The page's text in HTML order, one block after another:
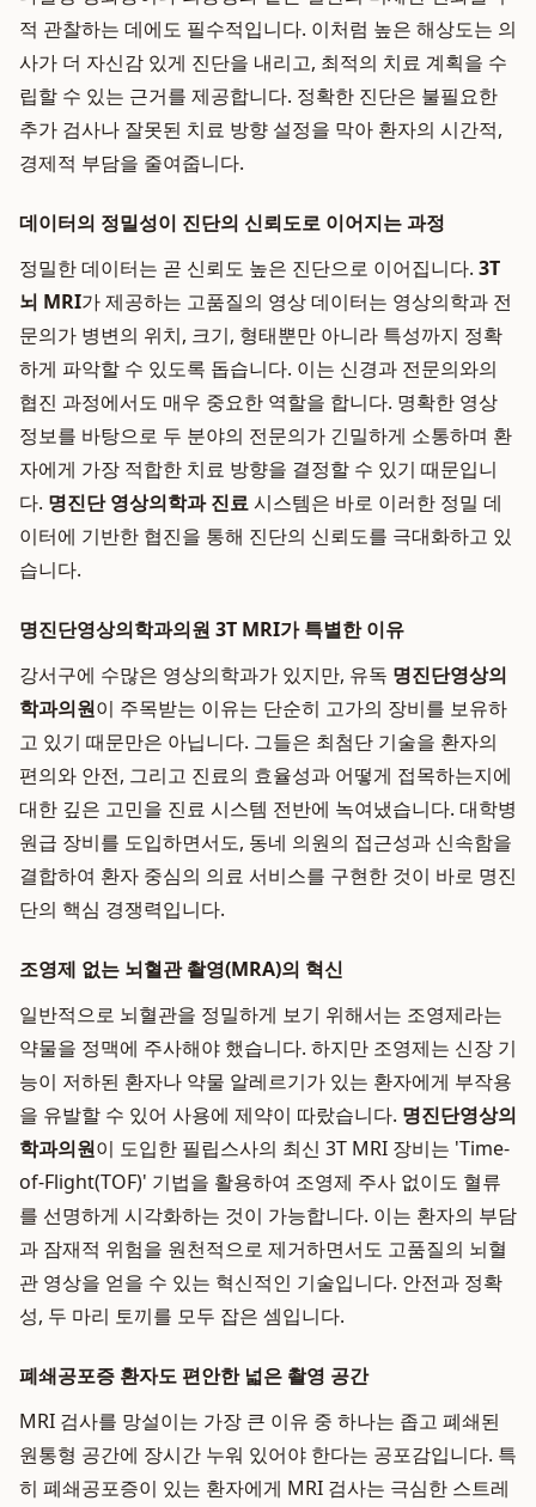
적 관찰하는 데에도 필수적입니다. 이처럼 높은 해상도는 의
사가 더 자신감 있게 진단을 내리고, 최적의 치료 계획을 수
립할 수 있는 근거를 제공합니다. 정확한 진단은 불필요한
추가 검사나 잘못된 치료 방향 설정을 막아 환자의 시간적,
경제적 부담을 줄여줍니다.
데이터의 정밀성이 진단의 신뢰도로 이어지는 과정
정밀한 데이터는 곧 신뢰도 높은 진단으로 이어집니다. 3T
뇌 MRI가 제공하는 고품질의 영상 데이터는 영상의학과 전
문의가 병변의 위치, 크기, 형태뿐만 아니라 특성까지 정확
하게 파악할 수 있도록 돕습니다. 이는 신경과 전문의와의
협진 과정에서도 매우 중요한 역할을 합니다. 명확한 영상
정보를 바탕으로 두 분야의 전문의가 긴밀하게 소통하며 환
자에게 가장 적합한 치료 방향을 결정할 수 있기 때문입니
다. 명진단 영상의학과 진료시스템은 바로 이러한 정밀 데
이터에 기반한 협진을 통해 진단의 신뢰도를 극대화하고 있
습니다.
명진단영상의학과의원 3T MRI가 특별한 이유
강서구에 수많은 영상의학과가 있지만, 유독 명진단영상의
학과의원이 주목받는 이유는 단순히 고가의 장비를 보유하
고 있기 때문만은 아닙니다. 그들은 최첨단 기술을 환자의
편의와 안전, 그리고 진료의 효율성과 어떻게 접목하는지에
대한 깊은 고민을 진료 시스템 전반에 녹여냈습니다. 대학병
원급 장비를 도입하면서도, 동네 의원의 접근성과 신속함을
결합하여 환자 중심의 의료 서비스를 구현한 것이 바로 명진
단의 핵심 경쟁력입니다.
조영제 없는 뇌혈관 촬영(MRA)의 혁신
일반적으로 뇌혈관을 정밀하게 보기 위해서는 조영제라는
약물을 정맥에 주사해야 했습니다. 하지만 조영제는 신장 기
능이 저하된 환자나 약물 알레르기가 있는 환자에게 부작용
을 유발할 수 있어 사용에 제약이 따랐습니다. 명진단영상의
학과의원이 도입한 필립스사의 최신 3T MRI 장비는 'Time-
of-Flight(TOF)' 기법을 활용하여 조영제 주사 없이도 혈류
를 선명하게 시각화하는 것이 가능합니다. 이는 환자의 부담
과 잠재적 위험을 원천적으로 제거하면서도 고품질의 뇌혈
관 영상을 얻을 수 있는 혁신적인 기술입니다. 안전과 정확
성, 두 마리 토끼를 모두 잡은 셈입니다.
폐쇄공포증 환자도 편안한 넓은 촬영 공간
MRI 검사를 망설이는 가장 큰 이유 중 하나는 좁고 폐쇄된
원통형 공간에 장시간 누워 있어야 한다는 공포감입니다. 특
히 폐쇄공포증이 있는 환자에게 MRI 검사는 극심한 스트레